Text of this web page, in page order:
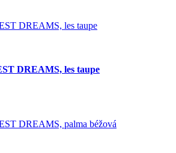
DREAMS, les taupe